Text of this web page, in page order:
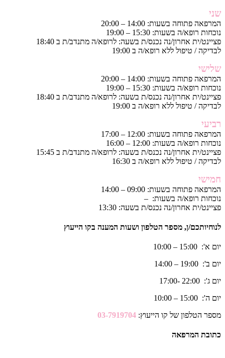
שני
המרפאה פתוחה בשעות: 14:00 – 20:00
נוכחות רופא/ה בשעות: 15:30 – 19:00
פציינט/ית אחרון/נה נכנס/ת בשעה: לרופא/ה מתנדב/ת ב 18:40
לבדיקה / טיפול ללא רופא/ה ב 19:00
שלישי
המרפאה פתוחה בשעות: 14:00 – 20:00
נוכחות רופא/ה בשעות: 15:30 – 19:00
פציינט/ית אחרון/נה נכנס/ת בשעה: לרופא/ה מתנדב/ת ב 18:40
לבדיקה / טיפול ללא רופא/ה ב 19:00
רביעי
המרפאה פתוחה בשעות: 12:00 – 17:00
נוכחות רופא/ה בשעות: 12:00 – 16:00
פציינט/ית אחרון/נה נכנס/ת בשעה: לרופא/ה מתנדב/ת ב 15:45
לבדיקה / טיפול ללא רופא/ה ב 16:30
חמישי
המרפאה פתוחה בשעות: 09:00 – 14:00
נוכחות רופא/ה בשעות: –
פציינט/ית אחרון/נה נכנס/ת בשעה: 13:30
לנוחיותכם/ן, מספר הטלפון ושעות המענה בקו הייעוץ
יום א': 15:00 – 10:00
יום ב': 19:00 – 14:00
יום ג': 22:00 -17:00
יום ה': 15:00 – 10:00
מספר הטלפון של קו הייעוץ: 03-7919704
כתובת המרפאה